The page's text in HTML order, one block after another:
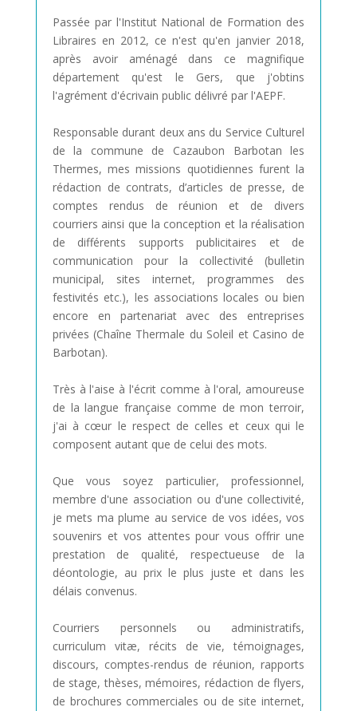
Passée par l'Institut National de Formation des
Libraires en 2012, ce n'est qu'en janvier 2018,
après avoir aménagé dans ce magnifique
département qu'est le Gers, que j'obtins
l'agrément d'écrivain public délivré par l'AEPF.
Responsable durant deux ans du Service Culturel
de la commune de Cazaubon Barbotan les
Thermes, mes missions quotidiennes furent la
rédaction de contrats, d’articles de presse, de
comptes rendus de réunion et de divers
courriers ainsi que la conception et la réalisation
de différents supports publicitaires et de
communication pour la collectivité (bulletin
municipal, sites internet, programmes des
festivités etc.), les associations locales ou bien
encore en partenariat avec des entreprises
privées (Chaîne Thermale du Soleil et Casino de
Barbotan).
Très à l'aise à l'écrit comme à l'oral, amoureuse
de la langue française comme de mon terroir,
j'ai à cœur le respect de celles et ceux qui le
composent autant que de celui des mots.
Que vous soyez particulier, professionnel,
membre d'une association ou d'une collectivité,
je mets ma plume au service de vos idées, vos
souvenirs et vos attentes pour vous offrir une
prestation de qualité, respectueuse de la
déontologie, au prix le plus juste et dans les
délais convenus.
Courriers personnels ou administratifs,
curriculum vitæ, récits de vie, témoignages,
discours, comptes-rendus de réunion, rapports
de stage, thèses, mémoires, rédaction de flyers,
de brochures commerciales ou de site internet,